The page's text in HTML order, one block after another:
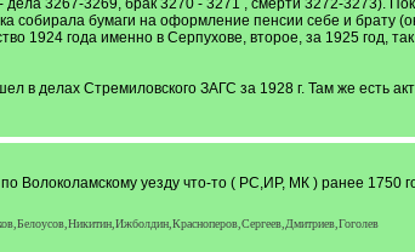
3267-3269, брак 3270 - 3271 , смерти 3272-3273).
собирала бумаги на оформление пенсии себе и брату
1924 года именно в Серпухове, второе, за 1925 год,
в делах Стремиловского ЗАГС за 1928 г. Там же есть
Волоколамскому уезду что-то ( РС,ИР, МК ) ранее 1750